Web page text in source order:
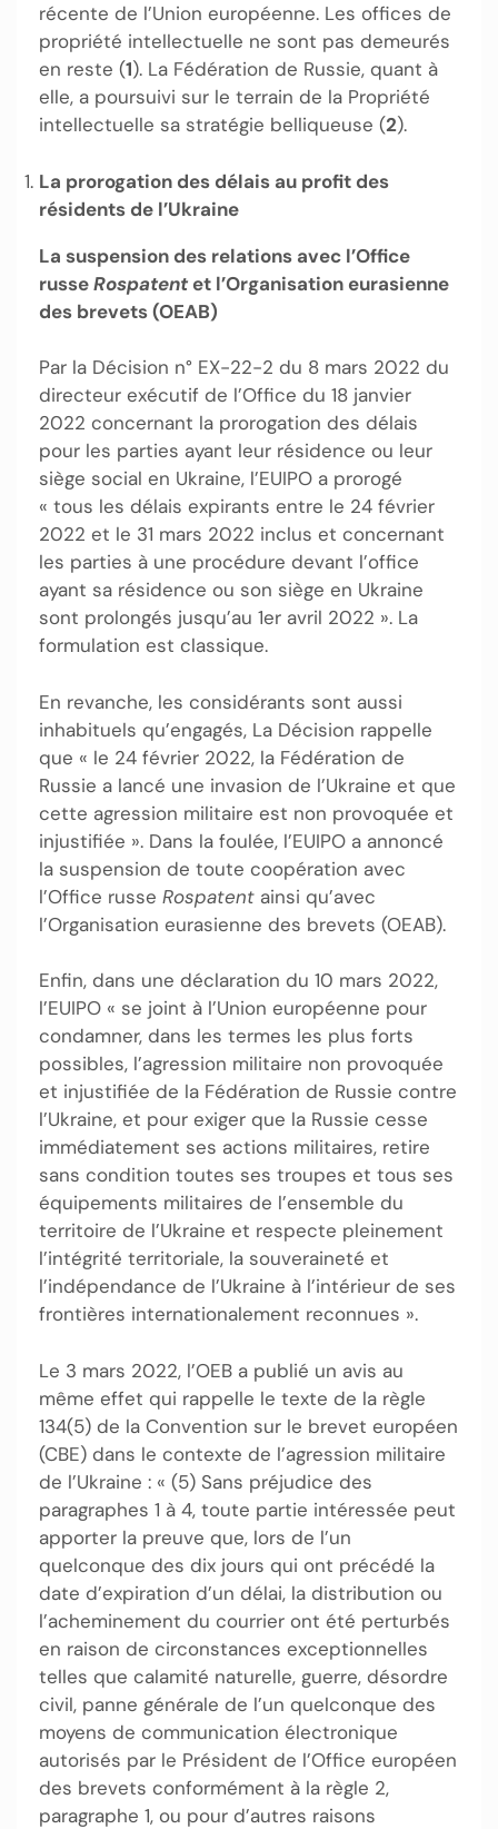
récente de l’Union européenne. Les offices de
propriété intellectuelle ne sont pas demeurés
en reste (1). La Fédération de Russie, quant à
elle, a poursuivi sur le terrain de la Propriété
intellectuelle sa stratégie belliqueuse (2).
La prorogation des délais au profit des
résidents de l’Ukraine
La suspension des relations avec l’Office
russeRospatent et l’Organisation eurasienne
des brevets (OEAB)
Par la Décision n° EX-22-2 du 8 mars 2022 du
directeur exécutif de l’Office du 18 janvier
2022 concernant la prorogation des délais
pour les parties ayant leur résidence ou leur
siège social en Ukraine, l’EUIPO a prorogé
« tous les délais expirants entre le 24 février
2022 et le 31 mars 2022 inclus et concernant
les parties à une procédure devant l’office
ayant sa résidence ou son siège en Ukraine
sont prolongés jusqu’au 1er avril 2022 ». La
formulation est classique.
En revanche, les considérants sont aussi
inhabituels qu’engagés, La Décision rappelle
que « le 24 février 2022, la Fédération de
Russie a lancé une invasion de l’Ukraine et que
cette agression militaire est non provoquée et
injustifiée ». Dans la foulée, l’EUIPO a annoncé
la suspension de toute coopération avec
l’Office russe Rospatent ainsi qu’avec
l’Organisation eurasienne des brevets (OEAB).
Enfin, dans une déclaration du 10 mars 2022,
l’EUIPO « se joint à l’Union européenne pour
condamner, dans les termes les plus forts
possibles, l’agression militaire non provoquée
et injustifiée de la Fédération de Russie contre
l’Ukraine, et pour exiger que la Russie cesse
immédiatement ses actions militaires, retire
sans condition toutes ses troupes et tous ses
équipements militaires de l’ensemble du
territoire de l’Ukraine et respecte pleinement
l’intégrité territoriale, la souveraineté et
l’indépendance de l’Ukraine à l’intérieur de ses
frontières internationalement reconnues ».
Le 3 mars 2022, l’OEB a publié un avis au
même effet qui rappelle le texte de la règle
134(5) de la Convention sur le brevet européen
(CBE) dans le contexte de l’agression militaire
de l’Ukraine : « (5) Sans préjudice des
paragraphes 1 à 4, toute partie intéressée peut
apporter la preuve que, lors de l’un
quelconque des dix jours qui ont précédé la
date d’expiration d’un délai, la distribution ou
l’acheminement du courrier ont été perturbés
en raison de circonstances exceptionnelles
telles que calamité naturelle, guerre, désordre
civil, panne générale de l’un quelconque des
moyens de communication électronique
autorisés par le Président de l’Office européen
des brevets conformément à la règle 2,
paragraphe 1, ou pour d’autres raisons